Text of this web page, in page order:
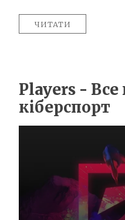
ЧИТАТИ
Players - Все
кіберспорт